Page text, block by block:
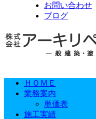
お問い合わせ
ブログ
ＨＯＭＥ
業務案内
単価表
施工実績